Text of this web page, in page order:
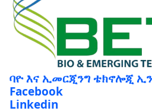
ባዮ እና ኢመርጂንግ ቴክኖሎጂ
Facebook